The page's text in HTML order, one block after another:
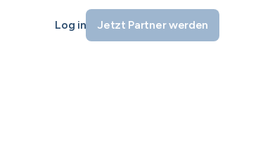
Log in Jetzt Partner werden